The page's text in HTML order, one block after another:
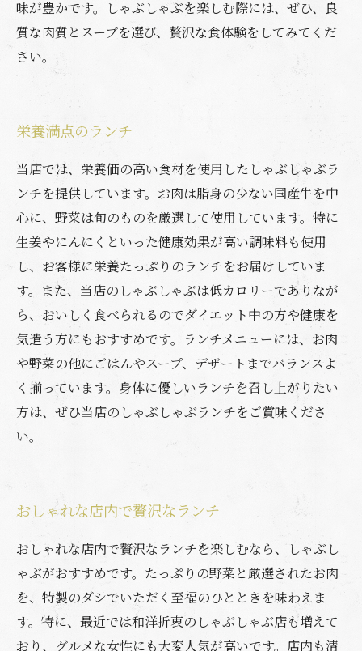
味が豊かです。しゃぶしゃぶを楽しむ際には、ぜひ、良
質な肉質とスープを選び、贅沢な食体験をしてみてくだ
さい。
栄養満点のランチ
当店では、栄養価の高い食材を使用したしゃぶしゃぶラ
ンチを提供しています。お肉は脂身の少ない国産牛を中
心に、野菜は旬のものを厳選して使用しています。特に
生姜やにんにくといった健康効果が高い調味料も使用
し、お客様に栄養たっぷりのランチをお届けしていま
す。また、当店のしゃぶしゃぶは低カロリーでありなが
ら、おいしく食べられるのでダイエット中の方や健康を
気遣う方にもおすすめです。ランチメニューには、お肉
や野菜の他にごはんやスープ、デザートまでバランスよ
く揃っています。身体に優しいランチを召し上がりたい
方は、ぜひ当店のしゃぶしゃぶランチをご賞味くださ
い。
おしゃれな店内で贅沢なランチ
おしゃれな店内で贅沢なランチを楽しむなら、しゃぶし
ゃぶがおすすめです。たっぷりの野菜と厳選されたお肉
を、特製のダシでいただく至福のひとときを味わえま
す。特に、最近では和洋折衷のしゃぶしゃぶ店も増えて
おり、グルメな女性にも大変人気が高いです。店内も清